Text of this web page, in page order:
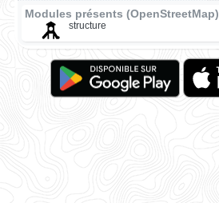
Modules présents (OpenStreetMap)
structure